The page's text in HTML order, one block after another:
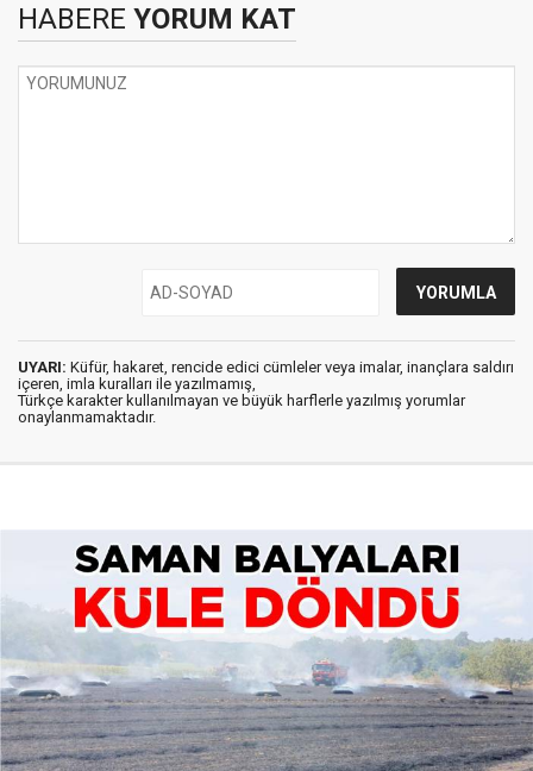
HABERE YORUM KAT
UYARI: Küfür, hakaret, rencide edici cümleler veya imalar, inançlara saldırı
içeren, imla kuralları ile yazılmamış,
Türkçe karakter kullanılmayan ve büyük harflerle yazılmış yorumlar
onaylanmamaktadır.